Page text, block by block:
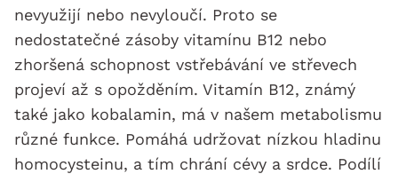
nevyužijí nebo nevyloučí. Proto se
nedostatečné zásoby vitamínu B12 nebo
zhoršená schopnost vstřebávání ve střevech
projeví až s opožděním. Vitamín B12, známý
také jako kobalamin, má v našem metabolismu
různé funkce. Pomáhá udržovat nízkou hladinu
homocysteinu, a tím chrání cévy a srdce. Podílí